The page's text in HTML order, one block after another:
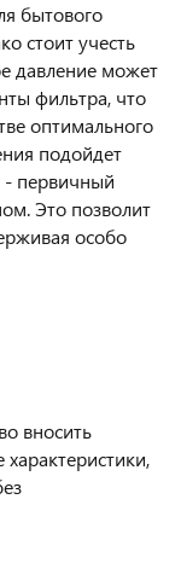
бытового
стоит учесть
давление может
фильтра, что
оптимального
подойдет
- первичный
Это позволит
особо
вносить